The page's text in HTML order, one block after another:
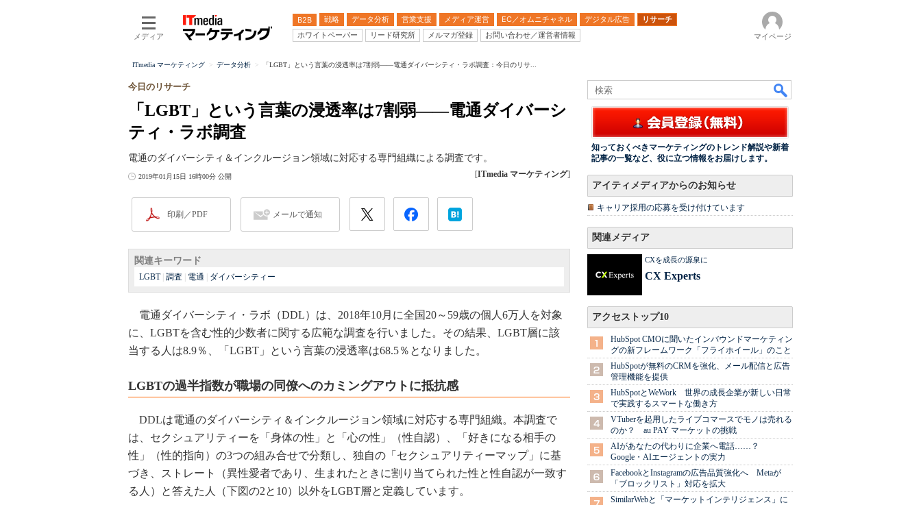
メディア
B2B 戦略 データ分析 営業支援 メディア運営 EC／オムニチャネル デジタル広告
リサーチ
ホワイトペーパー
リード研究所 メルマガ登録 お問い合わせ／運営者情報 マイページ
ITmedia マーケティング データ分析 「LGBT」という言葉の浸透率は7割弱――電通ダイバーシティ・ラボ調査：今日のリサ...
「LGBT」という言葉の浸透率は7割弱――電通ダイバーシ
ティ・ラボ調査
今日のリサーチ
電通のダイバーシティ＆インクルージョン領域に対応する専門組織による調査です。
2019年01月15日 16時00分 公開 [ITmedia マーケティング]
印刷／PDF メールで通知
関連キーワード
LGBT| 調査 電通 ダイバーシティー
電通ダイバーシティ・ラボ（DDL）は、2018年10月に全国20～59歳の個人6万人を対象
に、LGBTを含む性的少数者に関する広範な調査を行いました。その結果、LGBT層に該
当する人は8.9％、「LGBT」という言葉の浸透率は68.5％となりました。
LGBTの過半指数が職場の同僚へのカミングアウトに抵抗感
DDLは電通のダイバーシティ＆インクルージョン領域に対応する専門組織。本調査で
は、セクシュアリティーを「身体の性」と「心の性」（性自認）、「好きになる相手の
性」（性的指向）の3つの組み合せで分類し、独自の「セクシュアリティーマップ」に基
づき、ストレート（異性愛者であり、生まれたときに割り当てられた性と性自認が一致す
る人）と答えた人（下図の2と10）以外をLGBT層と定義しています。
知っておくべきマーケティングのトレンド解説や新着
記事の一覧など、役に立つ情報をお届けします。
アイティメディアからのお知らせ
キャリア採用の応募を受け付けています
関連メディア
CXを成長の源泉に
CX Experts
アクセストップ10
HubSpot CMOに聞いたインバウンドマーケティン
グの新フレームワーク「フライホイール」のこと
HubSpotが無料のCRMを強化、メール配信と広告
管理機能を提供
HubSpotとWeWork 世界の成長企業が新しい日常
で実践するスマートな働き方
VTuberを起用したライブコマースでモノは売れる
のか？ au PAY マーケットの挑戦
AIがあなたの代わりに企業へ電話……？
Google・AIエージェントの実力
FacebookとInstagramの広告品質強化へ Metaが
「ブロックリスト」対応を拡大
SimilarWebと「マーケットインテリジェンス」に